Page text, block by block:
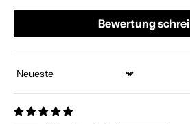
Bewertung
Sort by